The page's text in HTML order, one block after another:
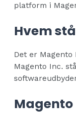
platform i
Hvem
Det er Magento
Magento Inc.